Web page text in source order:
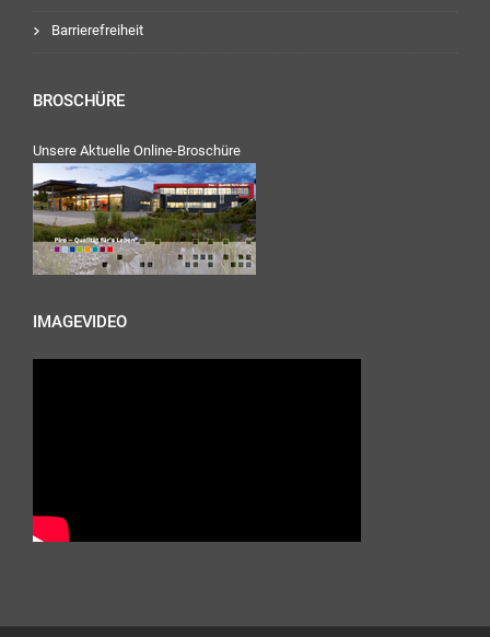
Barrierefreiheit
BROSCHÜRE
Unsere Aktuelle Online-Broschüre
IMAGEVIDEO